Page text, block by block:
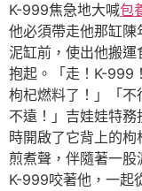
K-999焦急地大喊包
他必須帶走他那缸
泥缸前，使出他搬
抱起。「走！K-999
枸杞燃料了！」「
不遠！」吉娃娃特
時開啟了它背上的
煎煮聲，伴隨著一股
K-999咬著他，一起